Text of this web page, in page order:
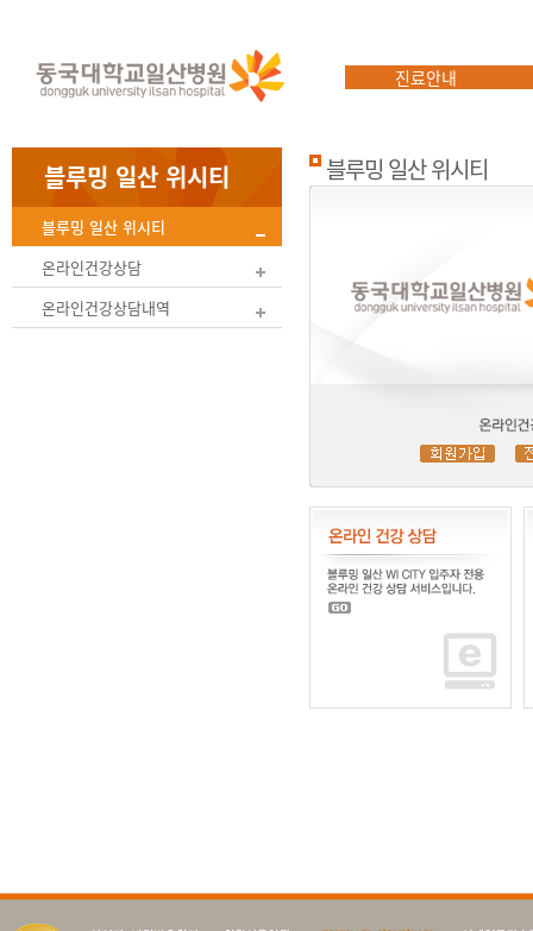
진료안내
블루밍 일산 위시티
블루밍 일산 위시티
온라인건강상담
온라인건강상담내역
블루밍 일산 위시티